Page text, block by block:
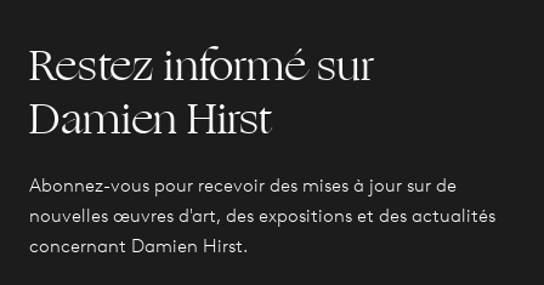
Restez informé sur
Damien Hirst
Abonnez-vous pour recevoir des mises à jour sur de
nouvelles œuvres d'art, des expositions et des actualités
concernant Damien Hirst.